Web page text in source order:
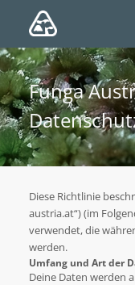
Funga
Diese Richtlinie
austria.at“) (im
verwendet, die
werden.
Umfang und Art der
Deine Daten werden